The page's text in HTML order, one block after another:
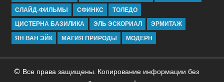
СЛАЙД-ФИЛЬМЫ
СФИНКС
ТОЛЕДО
ЦИСТЕРНА БАЗИЛИКА
ЭЛЬ ЭСКОРИАЛ
ЭРМИТАЖ
ЯН ВАН ЭЙК
МАГИЯ ПРИРОДЫ МОДЕРН
© Все права защищены. Копирование информации без